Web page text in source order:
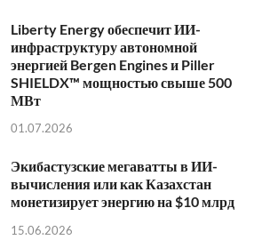
Liberty Energy обеспечит ИИ-
инфраструктуру автономной
энергией Bergen Engines и Piller
SHIELDX™ мощностью свыше 500
МВт
01.07.2026
Экибастузские мегаватты в ИИ-
вычисления или как Казахстан
монетизирует энергию на $10 млрд
15.06.2026